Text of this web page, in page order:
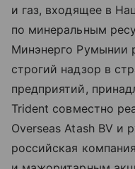
и газ, входящее в
по минеральным
Минэнерго Румынии
строгий надзор в
предприятий,
Trident совместно
Overseas Atash BV и
российская